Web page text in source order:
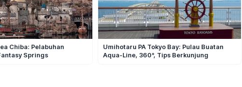
Chiba: Pelabuhan
Springs
Umihotaru PA Tokyo Bay: Pulau Buatan
Aqua-Line, 360°, Tips Berkunjung